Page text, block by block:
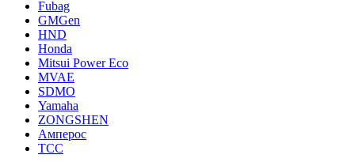
Fubag
GMGen
HND
Honda
Mitsui Power Eco
MVAE
SDMO
Yamaha
ZONGSHEN
Амперос
ТСС